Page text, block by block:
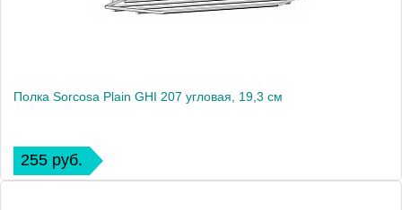
Полка Sorcosa Plain GHI 207 угловая, 19,3 см
255 руб.